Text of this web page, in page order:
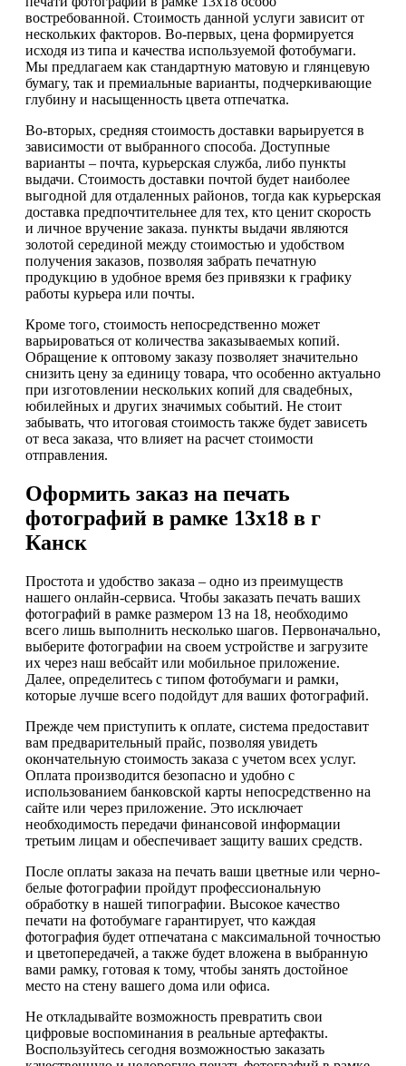
востребованной. Стоимость данной услуги зависит от
нескольких факторов. Во-первых, цена формируется
исходя из типа и качества используемой фотобумаги.
Мы предлагаем как стандартную матовую и глянцевую
бумагу, так и премиальные варианты, подчеркивающие
глубину и насыщенность цвета отпечатка.
Во-вторых, средняя стоимость доставки варьируется в
зависимости от выбранного способа. Доступные
варианты – почта, курьерская служба, либо пункты
выдачи. Стоимость доставки почтой будет наиболее
выгодной для отдаленных районов, тогда как курьерская
доставка предпочтительнее для тех, кто ценит скорость
и личное вручение заказа. пункты выдачи являются
золотой серединой между стоимостью и удобством
получения заказов, позволяя забрать печатную
продукцию в удобное время без привязки к графику
работы курьера или почты.
Кроме того, стоимость непосредственно может
варьироваться от количества заказываемых копий.
Обращение к оптовому заказу позволяет значительно
снизить цену за единицу товара, что особенно актуально
при изготовлении нескольких копий для свадебных,
юбилейных и других значимых событий. Не стоит
забывать, что итоговая стоимость также будет зависеть
от веса заказа, что влияет на расчет стоимости
отправления.
Оформить заказ на печать
фотографий в рамке 13х18 в г
Канск
Простота и удобство заказа – одно из преимуществ
нашего онлайн-сервиса. Чтобы заказать печать ваших
фотографий в рамке размером 13 на 18, необходимо
всего лишь выполнить несколько шагов. Первоначально,
выберите фотографии на своем устройстве и загрузите
их через наш вебсайт или мобильное приложение.
Далее, определитесь с типом фотобумаги и рамки,
которые лучше всего подойдут для ваших фотографий.
Прежде чем приступить к оплате, система предоставит
вам предварительный прайс, позволяя увидеть
окончательную стоимость заказа с учетом всех услуг.
Оплата производится безопасно и удобно с
использованием банковской карты непосредственно на
сайте или через приложение. Это исключает
необходимость передачи финансовой информации
третьим лицам и обеспечивает защиту ваших средств.
После оплаты заказа на печать ваши цветные или черно-
белые фотографии пройдут профессиональную
обработку в нашей типографии. Высокое качество
печати на фотобумаге гарантирует, что каждая
фотография будет отпечатана с максимальной точностью
и цветопередачей, а также будет вложена в выбранную
вами рамку, готовая к тому, чтобы занять достойное
место на стену вашего дома или офиса.
Не откладывайте возможность превратить свои
цифровые воспоминания в реальные артефакты.
Воспользуйтесь сегодня возможностью заказать